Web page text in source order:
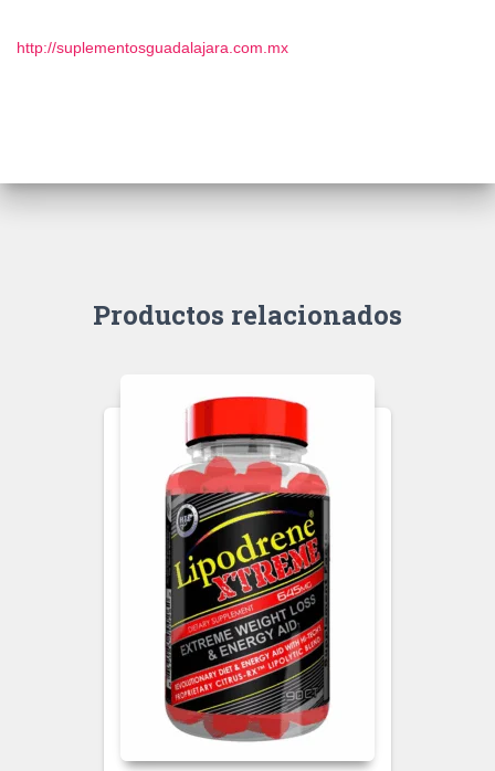
http://suplementosguadalajara.com.mx
Productos relacionados